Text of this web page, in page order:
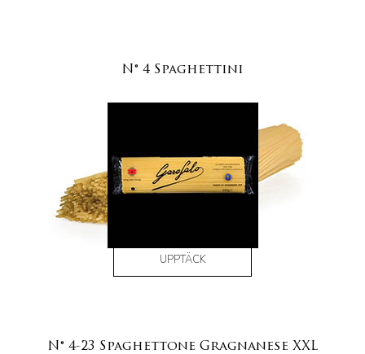
N° 4 Spaghettini
UPPTÄCK
N° 4-23 Spaghettone Gragnanese XXL